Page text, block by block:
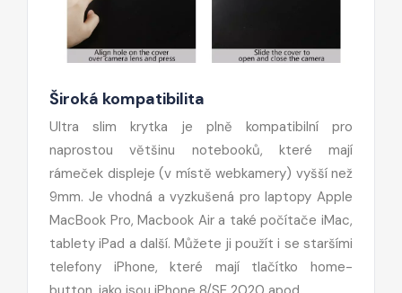
Široká kompatibilita
Ultra slim krytka je plně kompatibilní pro
naprostou většinu notebooků, které mají
rámeček displeje (v místě webkamery) vyšší než
9mm. Je vhodná a vyzkušená pro laptopy Apple
MacBook Pro, Macbook Air a také počítače iMac,
tablety iPad a další. Můžete ji použít i se staršími
telefony iPhone, které mají tlačítko home-